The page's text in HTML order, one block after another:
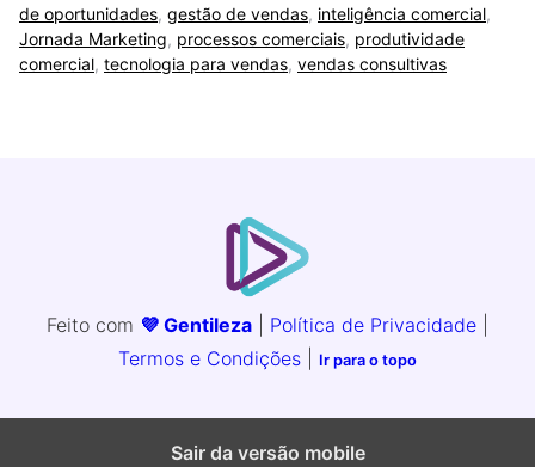
de oportunidades, gestão de vendas, inteligência comercial,
Jornada Marketing, processos comerciais, produtividade
comercial, tecnologia para vendas, vendas consultivas
Feito com 💜 Gentileza Política de Privacidade
Termos e Condições
Ir para o topo
Sair da versão mobile